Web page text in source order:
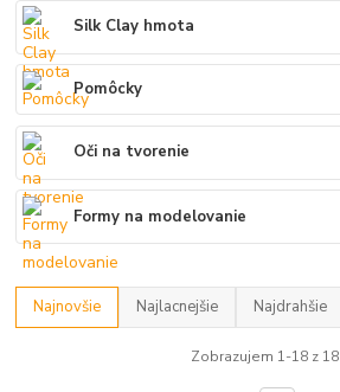
Silk Clay hmota
Pomôcky
Oči na tvorenie
Formy na modelovanie
Najnovšie Najlacnejšie Najdrahšie
Zobrazujem 1-18 z 18